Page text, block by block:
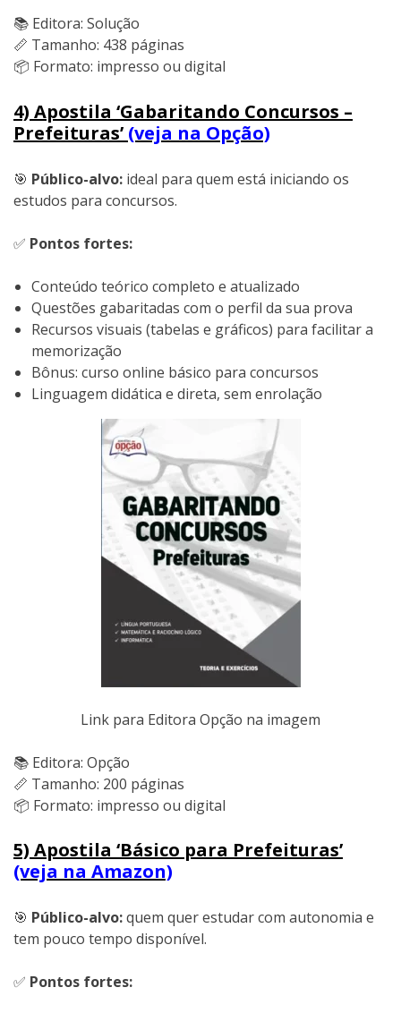
📚 Editora: Solução
📏 Tamanho: 438 páginas
📦 Formato: impresso ou digital
4) Apostila ‘Gabaritando Concursos –
Prefeituras’ (veja na Opção)
🎯 Público-alvo: ideal para quem está iniciando os
estudos para concursos.
✅ Pontos fortes:
Conteúdo teórico completo e atualizado
Questões gabaritadas com o perfil da sua prova
Recursos visuais (tabelas e gráficos) para facilitar a
memorização
Bônus: curso online básico para concursos
Linguagem didática e direta, sem enrolação
Link para Editora Opção na imagem
📚 Editora: Opção
📏 Tamanho: 200 páginas
📦 Formato: impresso ou digital
5) Apostila ‘Básico para Prefeituras’
(veja na Amazon)
🎯 Público-alvo:quem quer estudar com autonomia e
tem pouco tempo disponível.
✅ Pontos fortes: